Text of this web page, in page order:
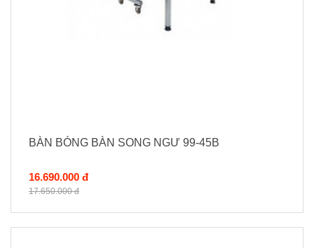
BÀN BÓNG BÀN SONG NGƯ 99-45B
16.690.000 đ
17.650.000 đ